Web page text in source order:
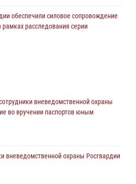
обеспечили силовое сопровождение
расследования серии
ОМОН и СОБР Росгвардии
лиц, причастных к мошенничеству
вневедомственной охраны
находящийся в розыске
вневедомственной охраны
во вручении паспортов юным
вневедомственной охраны Росгвардии